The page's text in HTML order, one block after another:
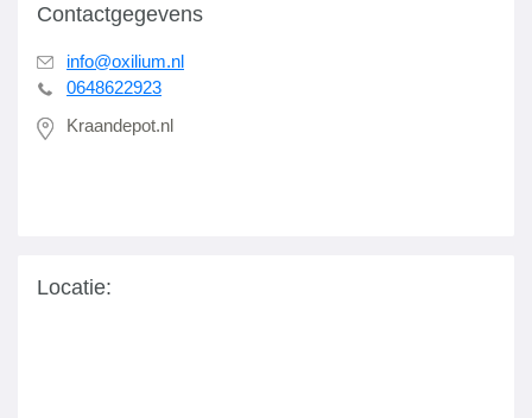
Contactgegevens
info@oxilium.nl
0648622923
Kraandepot.nl
Locatie: